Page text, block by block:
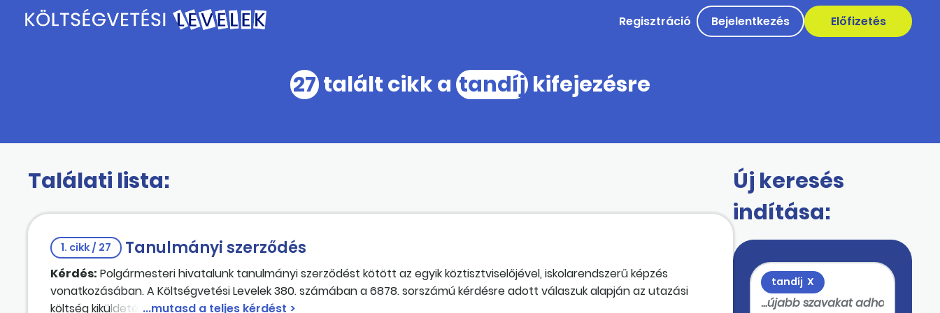
Regisztráció Bejelentkezés Előfizetés
27talált cikk a tandíjkifejezésre
Találati lista:
1. cikk / 27 Tanulmányi szerződés
Kérdés: Polgármesteri hivatalunk tanulmányi szerződést kötött az egyik köztisztviselőjével, iskolarendszerű képzés
vonatkozásában. A Költségvetési Levelek 380. számában a 6878. sorszámú kérdésre adott válaszuk alapján az utazási
költség kiküldetési rendelvény alapján nem számolható el, jogviszonyból származó jövedelemnek kell tekinteni. A
Új keresés
indítása:
tandíjX